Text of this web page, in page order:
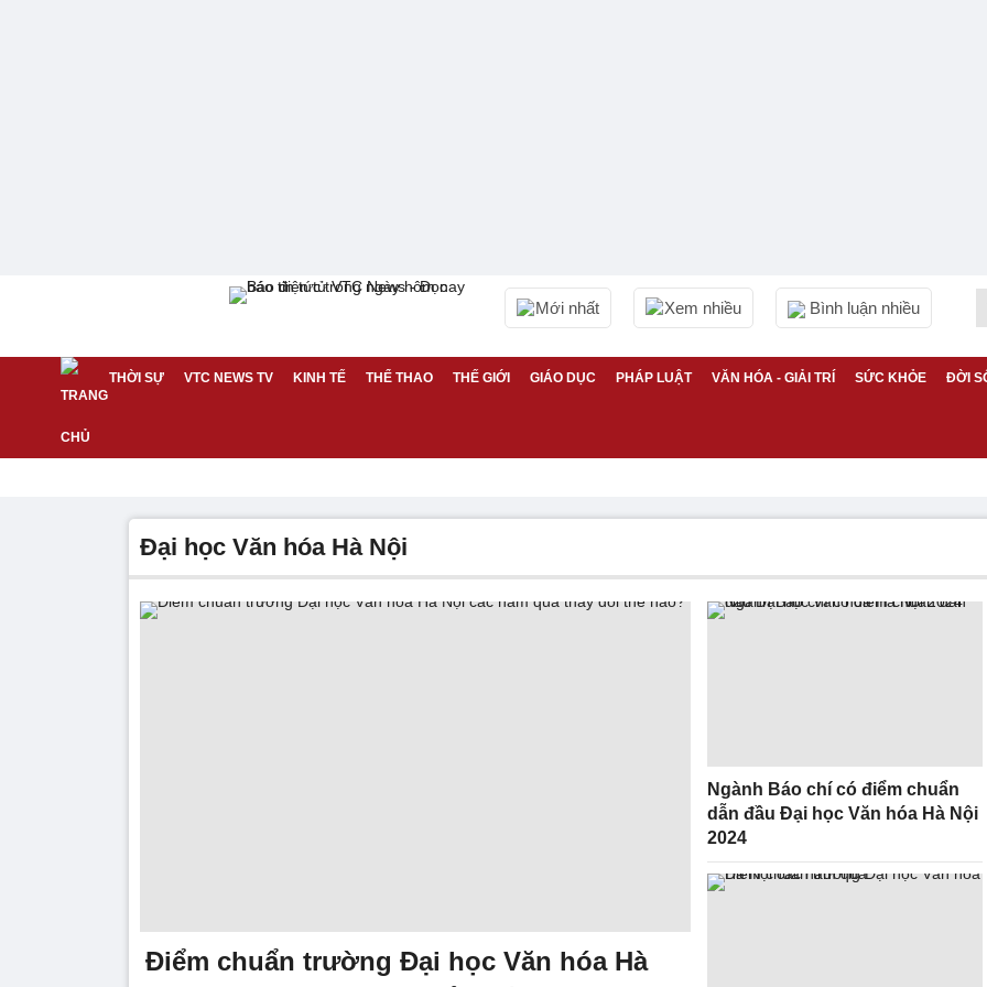
Mới nhất Xem nhiều Bình luận nhiều
THỜI SỰ VTC NEWS TV KINH TẾ THỂ THAO THẾ GIỚI GIÁO DỤC PHÁP LUẬT VĂN HÓA - GIẢI TRÍ SỨC KHỎE ĐỜI
Đại học Văn hóa Hà Nội
Điểm chuẩn trường Đại học Văn hóa Hà
Ngành Báo chí có điểm chuẩn
dẫn đầu Đại học Văn hóa Hà Nội
2024